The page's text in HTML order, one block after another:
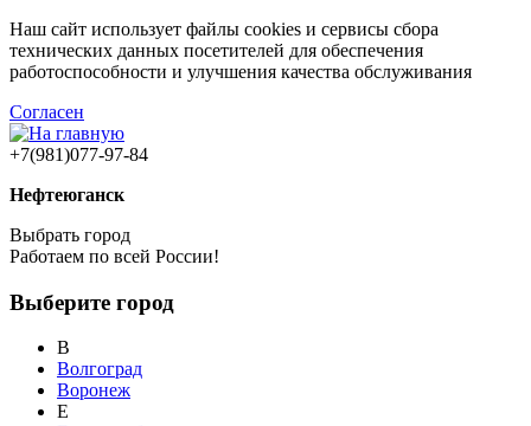
Наш сайт использует файлы cookies и сервисы сбора
технических данных посетителей для обеспечения
работоспособности и улучшения качества обслуживания
Согласен
+7(981)077-97-84
Нефтеюганск
Выбрать город
Работаем по всей России!
Выберите город
В
Волгоград
Воронеж
Е